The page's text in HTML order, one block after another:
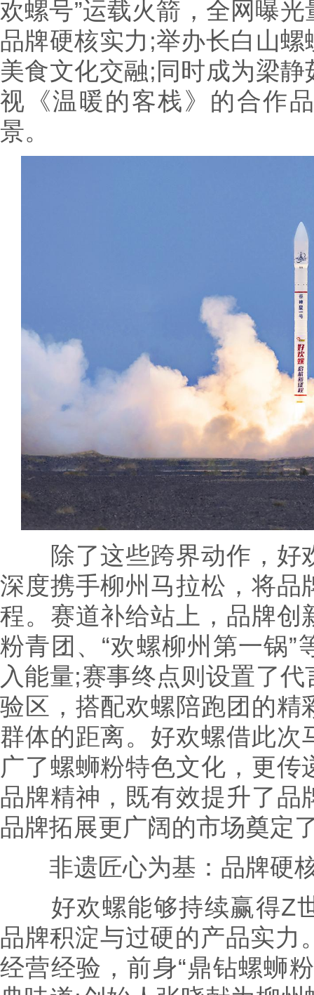
欢螺号”运载火箭，全网曝
品牌硬核实力;举办长白山
美食文化交融;同时成为梁
视《温暖的客栈》的合作
景。
除了这些跨界动作，好
深度携手柳州马拉松，将品
程。赛道补给站上，品牌创
粉青团、“欢螺柳州第一锅
入能量;赛事终点则设置了
验区，搭配欢螺陪跑团的精
群体的距离。好欢螺借此
广了螺蛳粉特色文化，更
品牌精神，既有效提升了
品牌拓展更广阔的市场奠定
非遗匠心为基：品牌硬
好欢螺能够持续赢得Z
品牌积淀与过硬的产品实力
经营经验，前身“鼎钻螺蛳